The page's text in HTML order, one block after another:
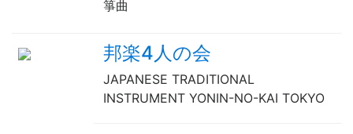
箏曲
邦楽4人の会
JAPANESE TRADITIONAL
INSTRUMENT YONIN-NO-KAI TOKYO